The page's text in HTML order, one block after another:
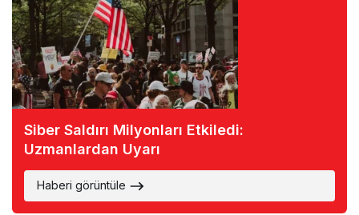
Siber Saldırı Milyonları Etkiledi:
Uzmanlardan Uyarı
Haberi görüntüle